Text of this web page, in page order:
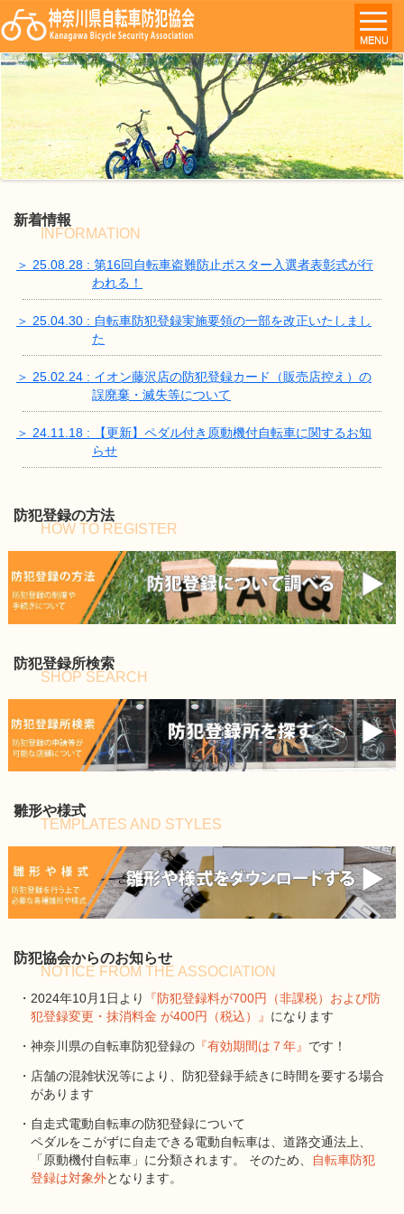
MENU
新着情報
INFORMATION
＞ 25.08.28 : 第16回自転車盗難防止ポスター入選者表彰式が行
われる！
＞ 25.04.30 : 自転車防犯登録実施要領の一部を改正いたしまし
た
＞ 25.02.24 : イオン藤沢店の防犯登録カード（販売店控え）の
誤廃棄・滅失等について
＞ 24.11.18 : 【更新】ペダル付き原動機付自転車に関するお知
らせ
防犯登録の方法
HOW TO REGISTER
防犯登録所検索
SHOP SEARCH
雛形や様式
TEMPLATES AND STYLES
防犯協会からのお知らせ
NOTICE FROM THE ASSOCIATION
・2024年10月1日より
『防犯登録料が700円（非課税）および防
犯登録変更・抹消料金 が400円（税込）』 になります
・神奈川県の自転車防犯登録の 『有効期間は７年』 です！
・店舗の混雑状況等により、防犯登録手続きに時間を要する場合
があります
・自走式電動自転車の防犯登録について
ペダルをこがずに自走できる電動自転車は、道路交通法上、
「原動機付自転車」に分類されます。 そのため、
自転車防犯
登録は対象外となります。